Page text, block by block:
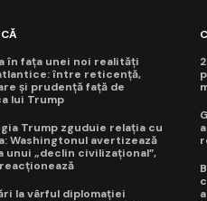
în fața unei noi realități
între reticență,
și prudență față de
lui Trump
Trump zguduie relația cu
Washingtonul avertizează
unui „declin civilizațional”,
reacționează
la vârful diplomației